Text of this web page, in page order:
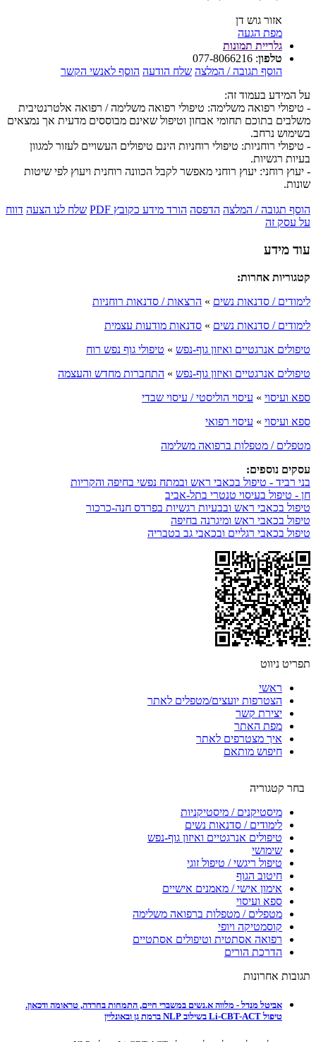
אזור גוש דן
מפת הגעה
גלריית תמונות
טלפון:
077-8066216
הוסף תגובה / המלצה שלח הודעה הוסף לאנשי הקשר
על המידע בעמוד זה:
- טיפולי רפואה משלימה: טיפולי רפואה משלימה / רפואה אלטרנטיבית
משלבים בתוכם תחומי אבחון וטיפול שאינם מבוססים מדעית אך נמצאים
בשימוש נרחב.
- טיפולי רוחניות: טיפולי רוחניות הינם טיפולים העשויים לעזור למגוון
בעיות רגשיות.
- יעוץ רוחני: יעוץ רוחני מאפשר לקבל הכוונה רוחנית ויעוץ לפי שיטות
שונות.
הוסף תגובה / המלצה הדפסה הורד מידע כקובץ PDF שלח לנו הצעה דווח
על עסק זה
עוד מידע
קטגוריות אחרות:
לימודים / סדנאות נשים » הרצאות / סדנאות רוחניות
לימודים / סדנאות נשים » סדנאות מודעות עצמית
טיפולים אנרגטיים ואיזון גוף-נפש » טיפולי גוף נפש רוח
טיפולים אנרגטיים ואיזון גוף-נפש » התחברות מחדש והעצמה
ספא ועיסוי » עיסוי הוליסטי / עיסוי שבדי
ספא ועיסוי » עיסוי רפואי
מטפלים / מטפלות ברפואה משלימה
עסקים נוספים:
בני רביד - טיפול בכאבי ראש ובמתח נפשי בחיפה והקריות
חן - טיפול בעיסוי טנטרי בתל-אביב
טיפול בכאבי ראש ובבעיות רגשיות בפרדס חנה-כרכור
טיפול בכאבי ראש ומיגרנה בחיפה
טיפול בכאבי רגליים ובכאבי גב בטבריה
תפריט ניווט
ראשי
הצטרפות יועצים/מטפלים לאתר
יצירת קשר
מפת האתר
איך מצטרפים לאתר
חיפוש מותאם
בחר קטגוריה
מיסטיקנים / מיסטיקניות
לימודים / סדנאות נשים
טיפולים אנרגטיים ואיזון גוף-נפש
שימושי
טיפול ריגשי / טיפול זוגי
חיטוב הגוף
אימון אישי / מאמנים אישיים
ספא ועיסוי
מטפלים / מטפלות ברפואה משלימה
קוסמטיקה ויופי
רפואה אסתטית וטיפולים אסתטיים
הדרכת הורים
תגובות אחרונות
אביטל מנדל - מלווה א.נשים במשברי חיים, התמחות בחרדה, טראומה ודכאון.
טיפול Li-CBT-ACT בשילוב NLP ברמת גן ובאונליין